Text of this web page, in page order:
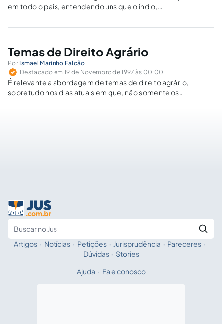
em todo o país, entendendo uns que o índio,
sujeito a tal regime e que, conseqüentemente, à FUNAI
Temas de Direito Agrário
Por Ismael Marinho Falcão
Destacado em 19 de Novembro de 1997 às 00:00
É relevante a abordagem de temas de direito agrário,
sobretudo nos dias atuais em que, não somente os
Fale com a IA
Artigos · Notícias · Petições · Jurisprudência · Pareceres ·
Dúvidas · Stories
Ajuda · Fale conosco